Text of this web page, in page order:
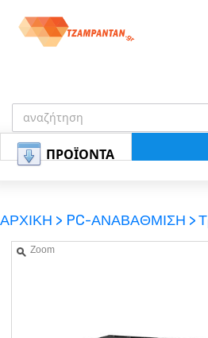
ΠΡΟΪΟΝΤΑ
ΑΡΧΙΚΗ > PC-ΑΝΑΒΑΘΜΙΣΗ >
Zoom